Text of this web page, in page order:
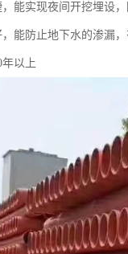
能实现夜间开挖埋设
能防止地下水的渗漏
以上